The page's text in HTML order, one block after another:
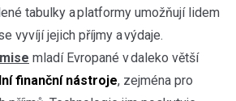
tabulky a platformy umožňují lidem
vyvíjí jejich příjmy a výdaje.
mladí Evropané v daleko větší
finanční nástroje, zejména pro